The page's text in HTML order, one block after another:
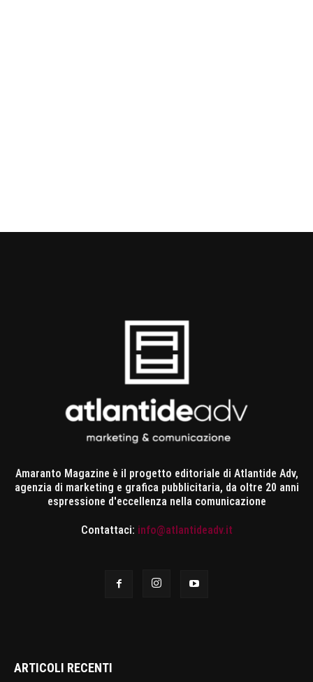
Amaranto Magazine è il progetto editoriale di Atlantide Adv,
agenzia di marketing e grafica pubblicitaria, da oltre 20 anni
espressione d'eccellenza nella comunicazione
Contattaci: info@atlantideadv.it
ARTICOLI RECENTI